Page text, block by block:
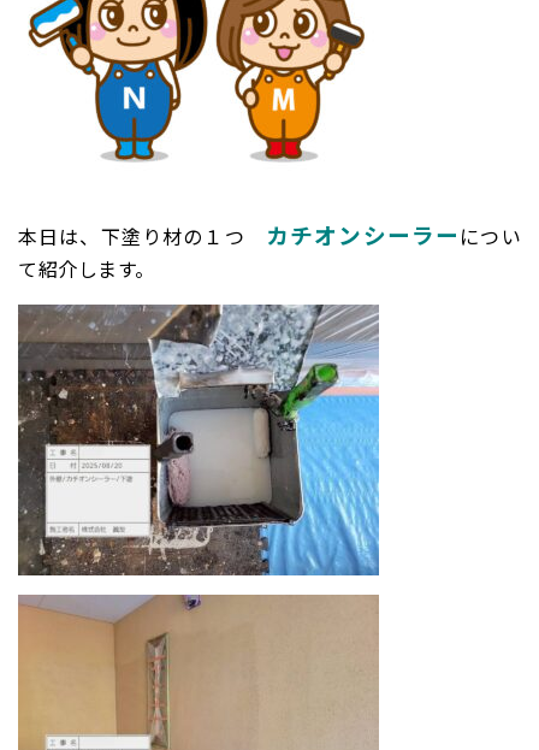
本日は、下塗り材の１つ カチオンシーラー につい
て紹介します。